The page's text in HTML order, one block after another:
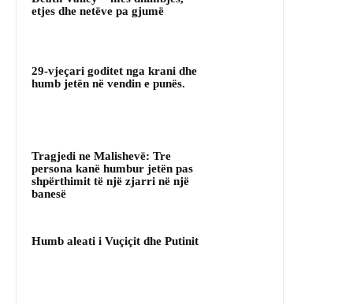
etjes dhe netëve pa gjumë
29-vjeçari goditet nga krani dhe
humb jetën në vendin e punës.
Tragjedi ne Malishevë: Tre
persona kanë humbur jetën pas
shpërthimit të një zjarri në një
banesë
Humb aleati i Vuçiçit dhe Putinit